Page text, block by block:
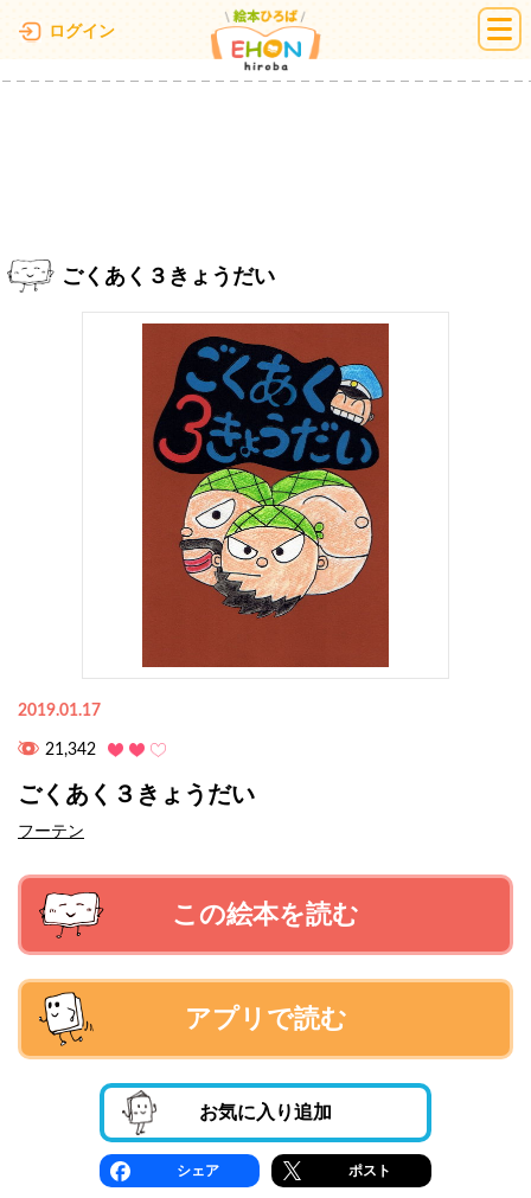
ログイン 絵本ひろば
ごくあく３きょうだい
2019.01.17
21,342
ごくあく３きょうだい
フーテン
この絵本を読む
アプリで読む
お気に入り追加
シェア ポスト